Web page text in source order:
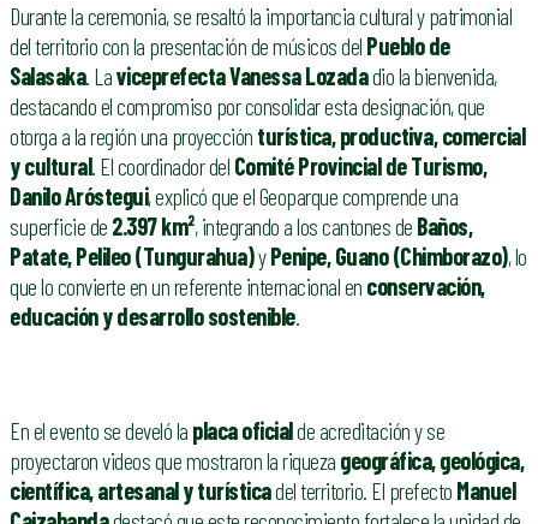
Durante la ceremonia, se resaltó la importancia cultural y patrimonial
del territorio con la presentación de músicos del Pueblo de
Salasaka. Laviceprefecta Vanessa Lozadadio la bienvenida,
destacando el compromiso por consolidar esta designación, que
otorga a la región una proyección turística, productiva, comercial
y cultural. El coordinador del Comité Provincial de Turismo,
Danilo Aróstegui, explicó que el Geoparque comprende una
superficie de 2.397 km², integrando a los cantones de Baños,
Patate, Pelileo (Tungurahua)yPenipe, Guano (Chimborazo), lo
que lo convierte en un referente internacional en conservación,
educación y desarrollo sostenible.
En el evento se develó la placa oficialde acreditación y se
proyectaron videos que mostraron la riqueza geográfica, geológica,
científica, artesanal y turísticadel territorio. El prefecto Manuel